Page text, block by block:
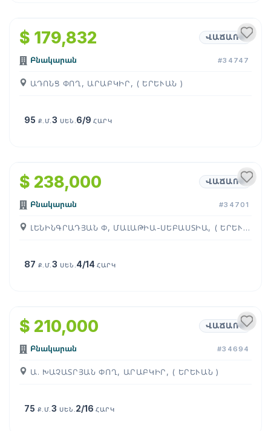
$ 179,832 ՎԱՃԱՌՔ
Բնակարան #34747
ԱԴՈՆՑ ՓՈՂ, ԱՐԱԲԿԻՐ, ( ԵՐԵՒԱՆ )
95 Ք.Մ.3 ՍԵՆ. 6/9ՀԱՐԿ
$ 238,000 ՎԱՃԱՌՔ
Բնակարան #34701
ԼԵՆԻՆԳՐԱԴՅԱՆ Փ, ՄԱԼԱԹԻԱ-ՍԵԲԱՍՏԻԱ, ( ԵՐԵՒԱՆ )
87 Ք.Մ.3 ՍԵՆ. 4/14ՀԱՐԿ
$ 210,000 ՎԱՃԱՌՔ
Բնակարան #34694
Ա. ԽԱՉԱՏՐՅԱՆ ՓՈՂ, ԱՐԱԲԿԻՐ, ( ԵՐԵՒԱՆ )
75 Ք.Մ.3 ՍԵՆ. 2/16ՀԱՐԿ